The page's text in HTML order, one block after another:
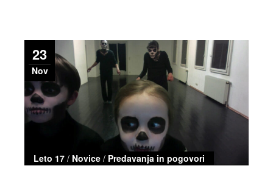
23
Nov
Leto 17 / Novice / Predavanja in pogovori